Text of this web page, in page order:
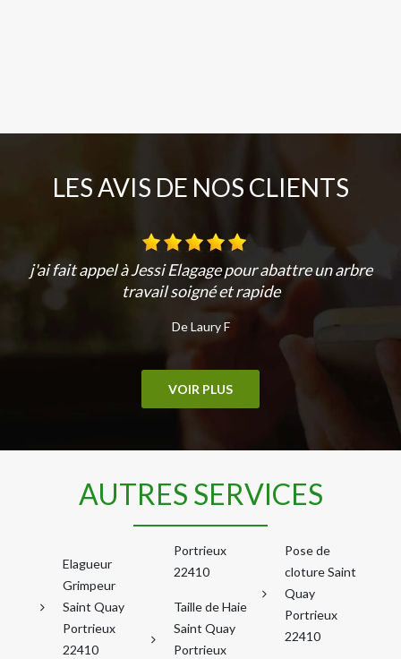
LES AVIS DE NOS CLIENTS
j'ai fait appel à Jessi Elagage pour abattre un arbre
travail soigné et rapide
De Laury F
VOIR PLUS
AUTRES SERVICES
Elagueur
Grimpeur
Saint Quay
Portrieux
22410
Portrieux
22410
Taille de Haie
Saint Quay
Portrieux
Pose de
cloture Saint
Quay
Portrieux
22410